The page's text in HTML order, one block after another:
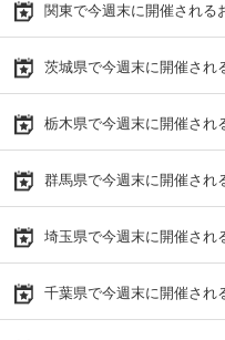
関東で今週末に開催される
茨城県で今週末に開催され
栃木県で今週末に開催され
群馬県で今週末に開催され
埼玉県で今週末に開催され
千葉県で今週末に開催され